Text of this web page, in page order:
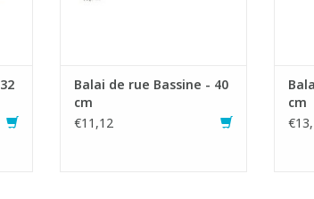
Balai de rue Bassine - 40
cm
€11,12
cm